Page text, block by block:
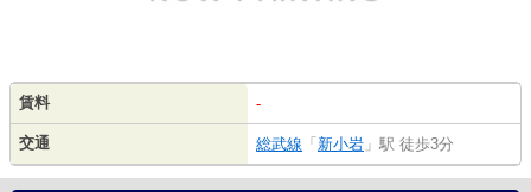
賃料 -
交通 総武線 「 新小岩 」駅 徒歩3分